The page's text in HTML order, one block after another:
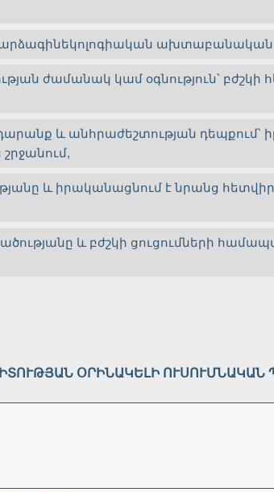
ախտաբանական
ժամանակ կամ օգնություն՝
և անհրաժեշտության դեպքում՝
և իրականացնում է նրանց
և բժշկի ցուցումների
ՕՐԻՆԱԿԵԼԻ ՈՒՍՈՒՄՆԱԿԱՆ